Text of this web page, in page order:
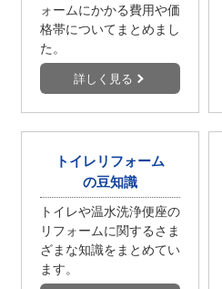
ォームにかかる費用や価
格帯についてまとめまし
た。
詳しく見る
トイレリフォーム
の豆知識
トイレや温水洗浄便座の
リフォームに関するさま
ざまな知識をまとめてい
ます。